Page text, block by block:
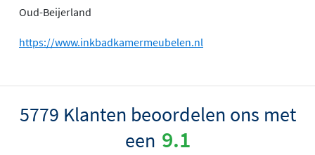
Oud-Beijerland
https://www.inkbadkamermeubelen.nl
5779 Klanten beoordelen ons met
een 9.1